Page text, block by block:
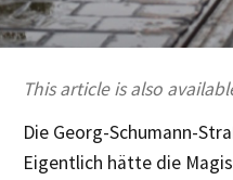
This article is also
Die Georg-Schumann-
Eigentlich hätte die